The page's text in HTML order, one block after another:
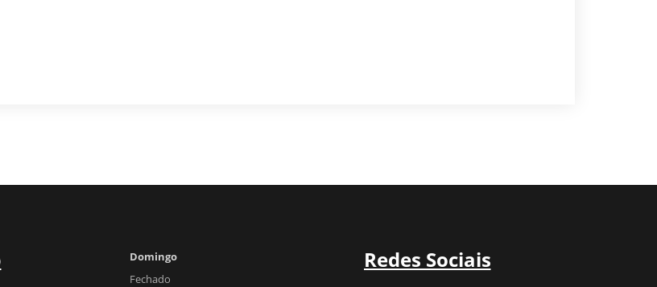
Domingo
Fechado
Redes Sociais